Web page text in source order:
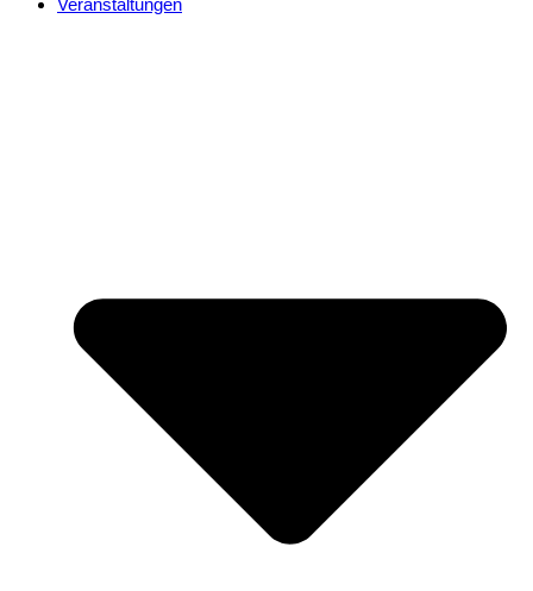
Veranstaltungen